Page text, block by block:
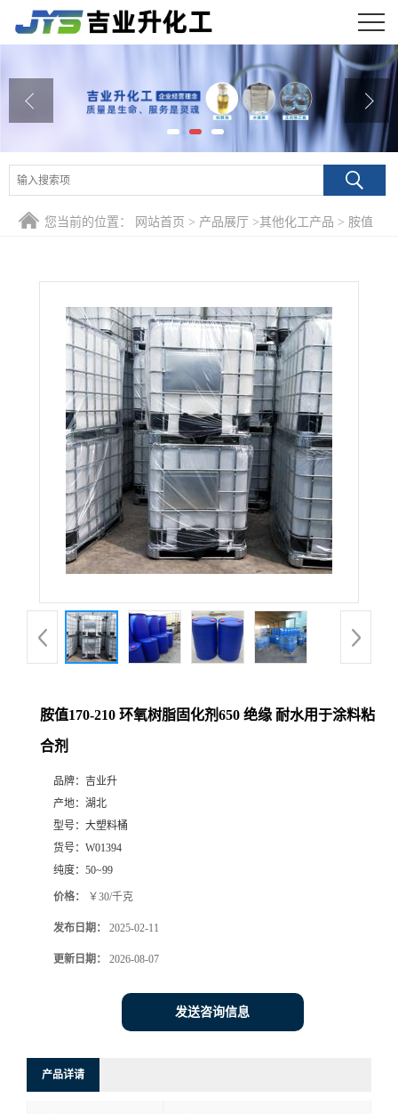
公司介绍
产品展厅
证书荣誉
在线留言
您当前的位置： 网站首页 > 产品展厅 >其他化工产品 > 胺值
胺值170-210 环氧树脂固化剂650 绝缘 耐水用于涂料粘
合剂
品牌： 吉业升
产地： 湖北
型号： 大塑料桶
货号： W01394
纯度： 50~99
价格： ￥30/千克
发布日期： 2025-02-11
更新日期： 2026-08-07
发送咨询信息
产品详请